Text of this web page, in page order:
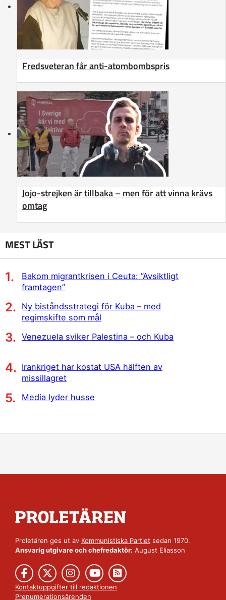
Fredsveteran får anti-atombombspris
Jojo-strejken är tillbaka – men för att vinna krävs
omtag
MEST LÄST
Bakom migrantkrisen i Ceuta: ”Avsiktligt
framtagen”
Ny biståndsstrategi för Kuba – med
regimskifte som mål
Venezuela sviker Palestina – och Kuba
Irankriget har kostat USA hälften av
missillagret
Media lyder husse
Proletären ges ut av Kommunistiska Partiet sedan 1970.
Ansvarig utgivare och chefredaktör: August Eliasson
Kontaktuppgifter till redaktionen
Prenumerationsärenden